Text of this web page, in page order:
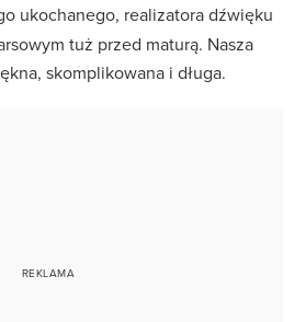
ukochanego, realizatora dźwięku
tuż przed maturą. Nasza
skomplikowana i długa.